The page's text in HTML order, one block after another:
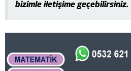
bizimle iletişime geçebilirsiniz.